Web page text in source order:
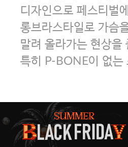
디자인으로 페스티벌
롱브라스타일로 가슴
말려 올라가는 현상을
특히 P-BONE이 없는